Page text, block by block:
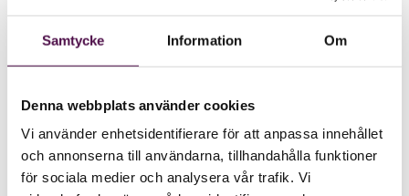
Samtycke Information Om
Denna webbplats använder cookies
Vi använder enhetsidentifierare för att anpassa innehållet
och annonserna till användarna, tillhandahålla funktioner
för sociala medier och analysera vår trafik. Vi